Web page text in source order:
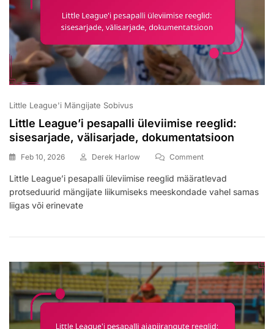
Little League'i Mängijate Sobivus
Little League’i pesapalli üleviimise reeglid:
sisesarjade, välisarjade, dokumentatsioon
Feb 10, 2026 Derek Harlow CommentOn
League’i
Pesapalli
Välisarjade,
Little League’i pesapalli üleviimise reeglid määratlevad
protseduurid mängijate liikumiseks meeskondade vahel samas
liigas või erinevate